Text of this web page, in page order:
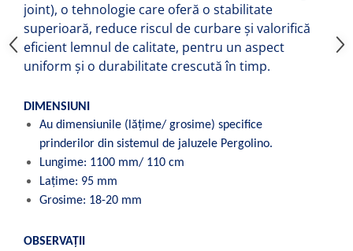
joint), o tehnologie care oferă o stabilitate
superioară, reduce riscul de curbare și valorifică
eficient lemnul de calitate, pentru un aspect
uniform și o durabilitate crescută în timp.
DIMENSIUNI
Au dimensiunile (lățime/ grosime) specifice
prinderilor din sistemul de jaluzele Pergolino.
Lungime: 1100 mm/ 110 cm
Lațime: 95 mm
Grosime: 18-20 mm
OBSERVAȚII